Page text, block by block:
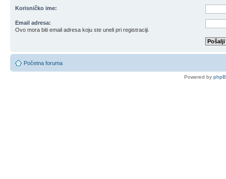
Korisničko ime:
Email adresa:
Ovo mora biti email adresa koju ste uneli pri registraciji.
Početna foruma
Powered by